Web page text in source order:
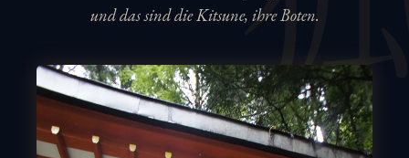
und das sind die Kitsune, ihre Boten.